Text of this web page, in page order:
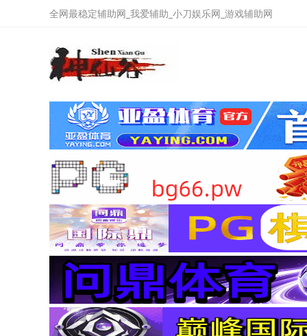
全网最稳定辅助网_我爱辅助_小刀娱乐网_游戏辅助网